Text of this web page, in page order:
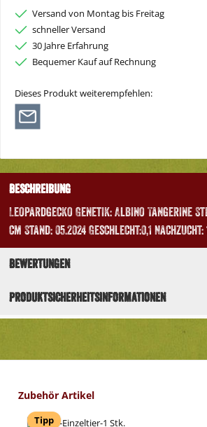
Versand von Montag bis Freitag
schneller Versand
30 Jahre Erfahrung
Bequemer Kauf auf Rechnung
Dieses Produkt weiterempfehlen:
Beschreibung
Leopardgecko Genetik: Albino Tangerine
cm Stand: 05.2024 Geschlecht:0,1 Nachzucht:
Bewertungen
Produktsicherheitsinformationen
Produktgalerie überspringen
Zubehör Artikel
Tipp